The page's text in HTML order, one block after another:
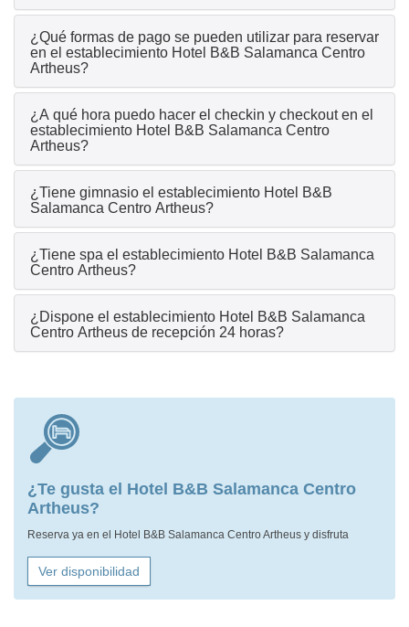
¿Qué formas de pago se pueden utilizar para reservar
en el establecimiento Hotel B&B Salamanca Centro
Artheus?
¿A qué hora puedo hacer el checkin y checkout en el
establecimiento Hotel B&B Salamanca Centro
Artheus?
¿Tiene gimnasio el establecimiento Hotel B&B
Salamanca Centro Artheus?
¿Tiene spa el establecimiento Hotel B&B Salamanca
Centro Artheus?
¿Dispone el establecimiento Hotel B&B Salamanca
Centro Artheus de recepción 24 horas?
¿Te gusta el Hotel B&B Salamanca Centro
Artheus?
Reserva ya en el Hotel B&B Salamanca Centro Artheus y disfruta
Ver disponibilidad